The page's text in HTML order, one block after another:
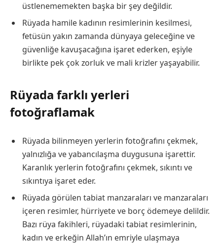
üstlenememekten başka bir şey değildir.
Rüyada hamile kadının resimlerinin kesilmesi,
fetüsün yakın zamanda dünyaya geleceğine ve
güvenliğe kavuşacağına işaret ederken, eşiyle
birlikte pek çok zorluk ve mali krizler yaşayabilir.
Rüyada farklı yerleri
fotoğraflamak
Rüyada bilinmeyen yerlerin fotoğrafını çekmek,
yalnızlığa ve yabancılaşma duygusuna işarettir.
Karanlık yerlerin fotoğrafını çekmek, sıkıntı ve
sıkıntıya işaret eder.
Rüyada görülen tabiat manzaraları ve manzaraları
içeren resimler, hürriyete ve borç ödemeye delildir.
Bazı rüya fakihleri, rüyadaki tabiat resimlerinin,
kadın ve erkeğin Allah’ın emriyle ulaşmaya